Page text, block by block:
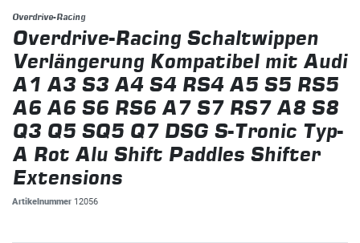
Overdrive-Racing
Overdrive-Racing Schaltwippen
Verlängerung Kompatibel mit Audi
A1 A3 S3 A4 S4 RS4 A5 S5 RS5
A6 A6 S6 RS6 A7 S7 RS7 A8 S8
Q3 Q5 SQ5 Q7 DSG S-Tronic Typ-
A Rot Alu Shift Paddles Shifter
Extensions
Artikelnummer 12056